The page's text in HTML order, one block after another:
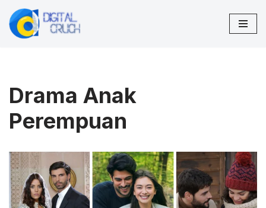
Lompat
Drama Anak
Perempuan